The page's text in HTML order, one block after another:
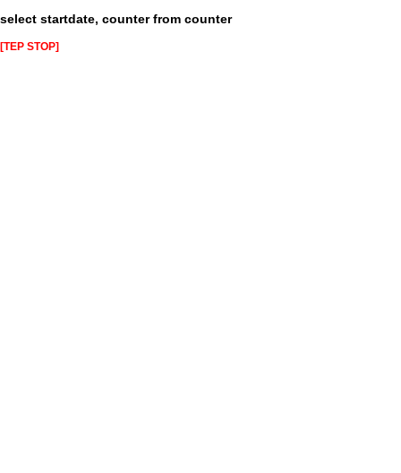
select startdate, counter from counter
[TEP STOP]